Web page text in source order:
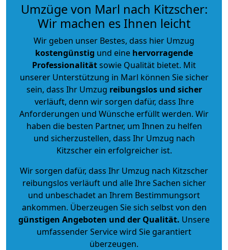
Umzüge von Marl nach Kitzscher:
Wir machen es Ihnen leicht
Wir geben unser Bestes, dass hier Umzug
kostengünstig und eine hervorragende
Professionalitätsowie Qualität bietet. Mit
unserer Unterstützung in Marl können Sie sicher
sein, dass Ihr Umzug reibungslos und sicher
verläuft, denn wir sorgen dafür, dass Ihre
Anforderungen und Wünsche erfüllt werden. Wir
haben die besten Partner, um Ihnen zu helfen
und sicherzustellen, dass Ihr Umzug nach
Kitzscher ein erfolgreicher ist.
Wir sorgen dafür, dass Ihr Umzug nach Kitzscher
reibungslos verläuft und alle Ihre Sachen sicher
und unbeschadet an Ihrem Bestimmungsort
ankommen. Überzeugen Sie sich selbst von den
günstigen Angeboten und der Qualität. Unsere
umfassender Service wird Sie garantiert
überzeugen.